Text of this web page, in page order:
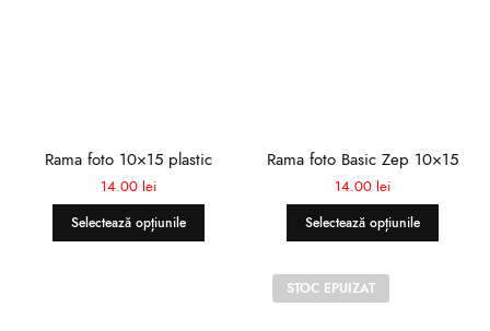
Rama foto 10×15 plastic
14.00 lei
Selectează opțiunile
Rama foto Basic Zep 10×15
14.00 lei
Selectează opțiunile
STOC EPUIZAT